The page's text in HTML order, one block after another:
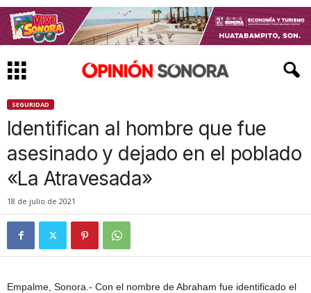
SEGURIDAD
Identifican al hombre que fue
asesinado y dejado en el poblado
«La Atravesada»
18 de julio de 2021
Empalme, Sonora.- Con el nombre de Abraham fue identificado el